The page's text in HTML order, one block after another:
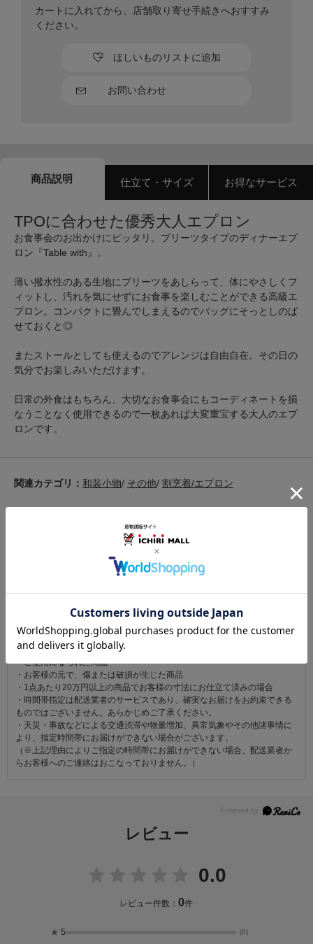
お問い合わせ
ほしいものリストに追加
カートに入れてから、店舗取り寄せ手続きへおすすみ
ください。
商品説明 仕立て・サイズ お得なサービス
TPOに合わせた優秀大人エプロン
お食事会のお出かけにピッタリ。プリーツタイプのディナーエプ
ロン『Table with』。
薄い撥水性のある生地にプリーツをあしらって、体にやさしくフ
ィットし、汚れを気にせずにお食事を楽しむことができる高級エ
プロン。コンパクトに畳んでしまえるのでバッグにそっとしのば
せておくと◎
またストールとしても使えるのでアレンジは自由自在。その日の
気分でお楽しみいただけます。
日常の外食はもちろん、大切なお食事会にもコーディネートを損
なうことなく使用できるので一枚あれば大変重宝する大人のエプ
ロンです。
関連カテゴリ： 和装小物/ その他/ 割烹着/エプロン
こちらの商品も見ています
お仕立て後、お客様の手元に届いてから30日以内であれば返品可能です。
返品にかかる送料は無料です。
ただし次に該当するものは返品をお受けできません。
・商品到着後31日以上経過した商品
・ご使用になられた商品
・お客様の元で、傷または破損が生じた商品
・1点あたり20万円以上の商品でお客様の寸法にお仕立て済みの場合
・時間帯指定は配送業者のサービスであり、確実なお届けをお約束できる
ものではございません。あらかじめご了承ください。
・天災・事故などによる交通渋滞や物量増加、異常気象やその他諸事情に
より、指定時間帯にお届けができない場合がございます。
（※上記理由によりご指定の時間帯にお届けができない場合、配送業者か
らお客様へのご連絡はおこなっておりません。）
レビュー
0.0
レビュー件数：0件
★ 5 (0)